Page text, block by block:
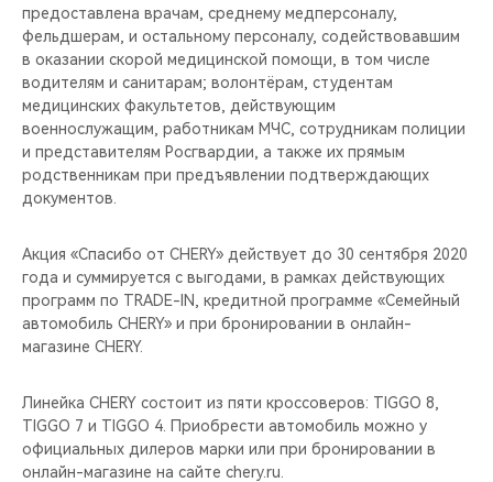
CHERY REMOTE
CHERY И СПОРТ
НАШИ МЕРОПРИЯТИЯ
CHERY ДЛЯ ДЕТЕЙ
предоставлена врачам, среднему медперсоналу,
фельдшерам, и остальному персоналу, содействовавшим
в оказании скорой медицинской помощи, в том числе
водителям и санитарам; волонтёрам, студентам
медицинских факультетов, действующим
военнослужащим, работникам МЧС, сотрудникам полиции
и представителям Росгвардии, а также их прямым
родственникам при предъявлении подтверждающих
документов.
Акция «Спасибо от CHERY» действует до 30 сентября 2020
года и суммируется с выгодами, в рамках действующих
программ по TRADE-IN, кредитной программе «Семейный
автомобиль CHERY» и при бронировании в онлайн-
магазине CHERY.
Линейка CHERY состоит из пяти кроссоверов: TIGGO 8,
TIGGO 7 и TIGGO 4. Приобрести автомобиль можно у
официальных дилеров марки или при бронировании в
онлайн-магазине на сайте chery.ru.